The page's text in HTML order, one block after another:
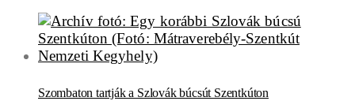
Szombaton tartják a Szlovák búcsút Szentkúton